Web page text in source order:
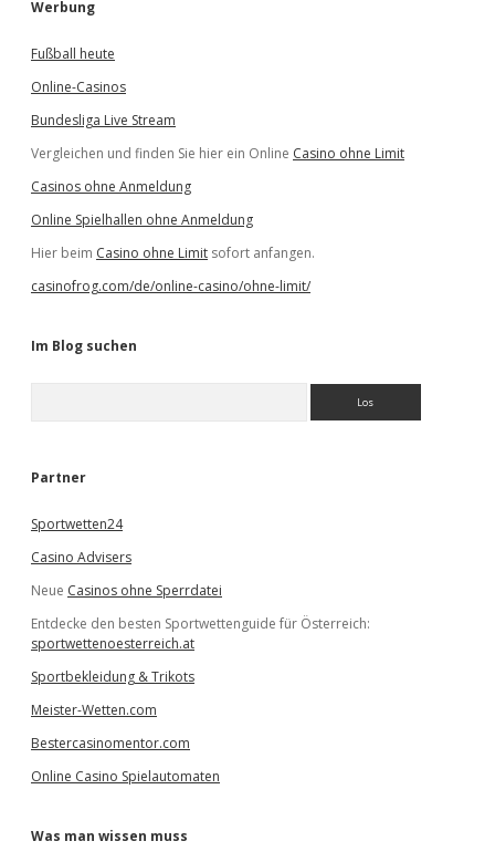
Werbung
Fußball heute
Online-Casinos
Bundesliga Live Stream
Vergleichen und finden Sie hier ein Online Casino ohne Limit
Casinos ohne Anmeldung
Online Spielhallen ohne Anmeldung
Hier beim Casino ohne Limit sofort anfangen.
casinofrog.com/de/online-casino/ohne-limit/
Im Blog suchen
e
Partner
Sportwetten24
Casino Advisers
Neue Casinos ohne Sperrdatei
Entdecke den besten Sportwettenguide für Österreich:
sportwettenoesterreich.at
Sportbekleidung & Trikots
Meister-Wetten.com
Bestercasinomentor.com
Online Casino Spielautomaten
Was man wissen muss